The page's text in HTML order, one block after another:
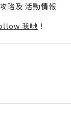
略及 活動情報
我哋 ！